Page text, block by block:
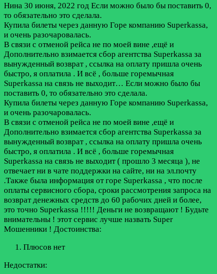
Нина 30 июня, 2022 год Если можно было бы поставить 0,
то обязательно это сделала.
Купила билеты через данную Горе компанию Superkassa,
и очень разочаровалась.
В связи с отменой рейса не по моей вине ,ещё и
Дополнительно взимается сбор агентства Superkassa за
вынужденный возврат , ссылка на оплату пришла очень
быстро, я оплатила . И всё , больше горемычная
Superkassa на связь не выходит… Если можно было бы
поставить 0, то обязательно это сделала.
Купила билеты через данную Горе компанию Superkassa,
и очень разочаровалась.
В связи с отменой рейса не по моей вине ,ещё и
Дополнительно взимается сбор агентства Superkassa за
вынужденный возврат , ссылка на оплату пришла очень
быстро, я оплатила . И всё , больше горемычная
Superkassa на связь не выходит ( прошло 3 месяца ), не
отвечает ни в чате поддержки на сайте, ни на эл.почту
.Также была информация от горе Superkassa , что после
оплаты сервисного сбора, сроки рассмотрения запроса на
возврат денежных средств до 60 рабочих дней и более,
это точно Superkassa !!!!! Деньги не возвращают ! Будьте
внимательны ! этот сервис лучше назвать Super
Мошенники ! Достоинства:
Плюсов нет
Недостатки: